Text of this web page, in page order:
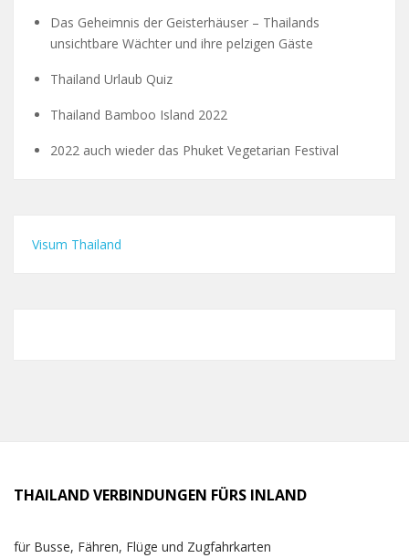
Das Geheimnis der Geisterhäuser – Thailands
unsichtbare Wächter und ihre pelzigen Gäste
Thailand Urlaub Quiz
Thailand Bamboo Island 2022
2022 auch wieder das Phuket Vegetarian Festival
Visum Thailand
THAILAND VERBINDUNGEN FÜRS INLAND
für Busse, Fähren, Flüge und Zugfahrkarten